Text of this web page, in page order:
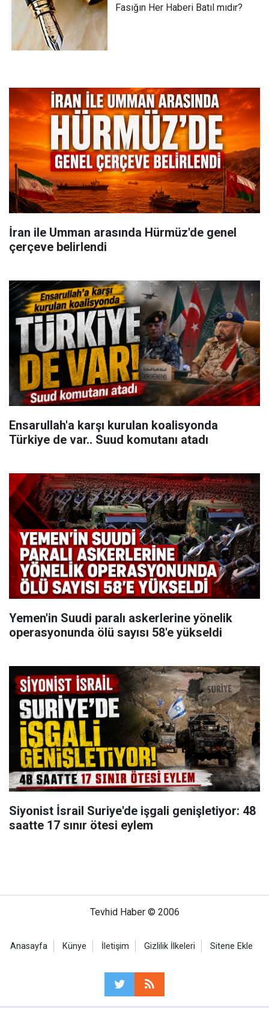
Fasığın Her Haberi Batıl mıdır?
İran ile Umman arasında Hürmüz'de genel
çerçeve belirlendi
Ensarullah'a karşı kurulan koalisyonda
Türkiye de var.. Suud komutanı atadı
Yemen'in Suudi paralı askerlerine yönelik
operasyonunda ölü sayısı 58'e yükseldi
Siyonist İsrail Suriye'de işgali genişletiyor: 48
saatte 17 sınır ötesi eylem
Tevhid Haber © 2006
Anasayfa Künye İletişim Gizlilik İlkeleri Sitene Ekle